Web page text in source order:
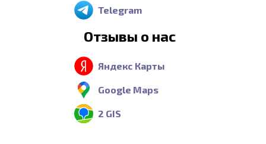
Telegram
Отзывы о нас
Яндекс Карты
Google Maps
2 GIS